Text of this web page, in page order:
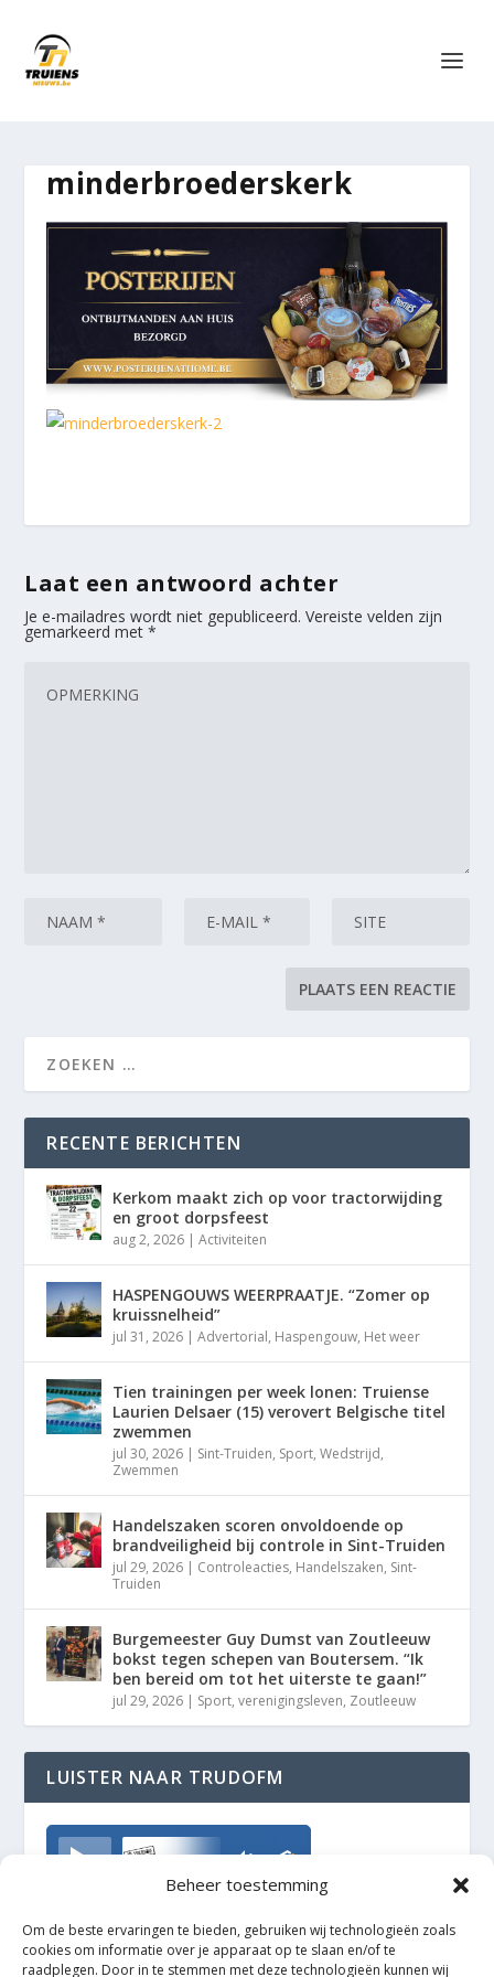
Beheer toestemming
Om de beste ervaringen te bieden, gebruiken wij technologieën zoals
cookies om informatie over je apparaat op te slaan en/of te
raadplegen. Door in te stemmen met deze technologieën kunnen wij
minderbroederskerk
Laat een antwoord achter
Je e-mailadres wordt niet gepubliceerd. Vereiste velden zijn
gemarkeerd met*
RECENTE BERICHTEN
Kerkom maakt zich op voor tractorwijding
en groot dorpsfeest
aug 2, 2026 |Activiteiten
HASPENGOUWS WEERPRAATJE. “Zomer op
kruissnelheid”
jul 31, 2026 |Advertorial, Haspengouw, Het weer
Tien trainingen per week lonen: Truiense
Laurien Delsaer (15) verovert Belgische titel
zwemmen
jul 30, 2026 | Sint-Truiden, Sport,Wedstrijd,
Zwemmen
Handelszaken scoren onvoldoende op
brandveiligheid bij controle in Sint-Truiden
jul 29, 2026 | Controleacties, Handelszaken, Sint-
Truiden
Burgemeester Guy Dumst van Zoutleeuw
bokst tegen schepen van Boutersem. “Ik
ben bereid om tot het uiterste te gaan!”
jul 29, 2026 | Sport,verenigingsleven, Zoutleeuw
LUISTER NAAR TRUDOFM
TrudoFM